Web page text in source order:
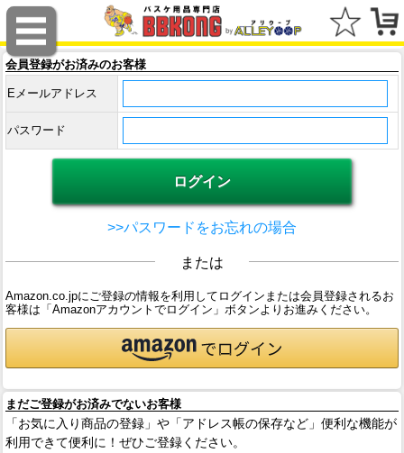
会員登録がお済みのお客様
Eメールアドレス
パスワード
>>パスワードをお忘れの場合
または
Amazon.co.jpにご登録の情報を利用してログインまたは会員登録されるお
客様は「Amazonアカウントでログイン」ボタンよりお進みください。
まだご登録がお済みでないお客様
「お気に入り商品の登録」や「アドレス帳の保存など」便利な機能が
利用できて便利に！ぜひご登録ください。